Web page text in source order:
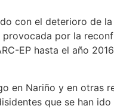
con el deterioro de
por la
EP hasta el año
en Nariño y en otras
que se han ido